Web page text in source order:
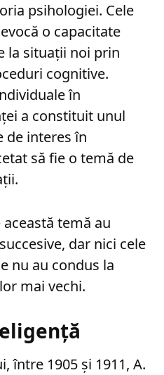
psihologiei. Cele
o capacitate
la situații noi prin
cognitive.
în
a constituit unul
de interes în
să fie o temă de
temă au
dar nici cele
nu au condus la
mai vechi.
între 1905 și 1911, A.